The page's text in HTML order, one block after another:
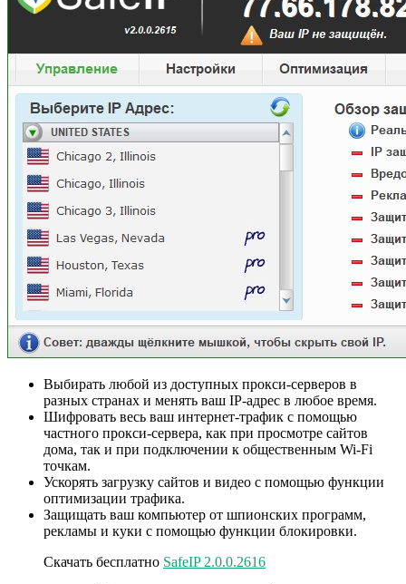
Выбирать любой из доступных прокси-серверов в
разных странах и менять ваш IP-адрес в любое время.
Шифровать весь ваш интернет-трафик с помощью
частного прокси-сервера, как при просмотре сайтов
дома, так и при подключении к общественным Wi-Fi
точкам.
Ускорять загрузку сайтов и видео с помощью функции
оптимизации трафика.
Защищать ваш компьютер от шпионских программ,
рекламы и куки с помощью функции блокировки.
Скачать бесплатно SafeIP 2.0.0.2616